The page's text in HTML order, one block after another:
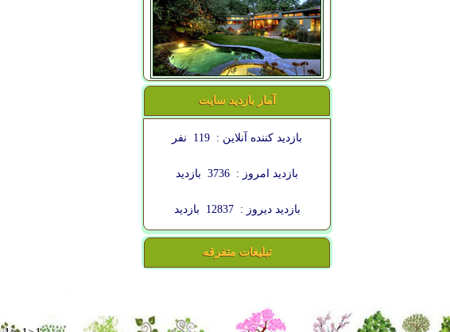
آمار بازدید سایت
بازدید کننده آنلاین : 119 نفر
بازدید امروز : 3736 بازدید
بازدید دیروز : 12837 بازدید
تبلیغات متفرقه